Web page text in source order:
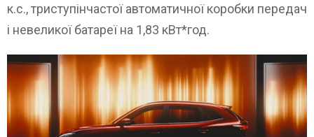
к.с., триступінчастої автоматичної коробки передач
і невеликої батареї на 1,83 кВт*год.